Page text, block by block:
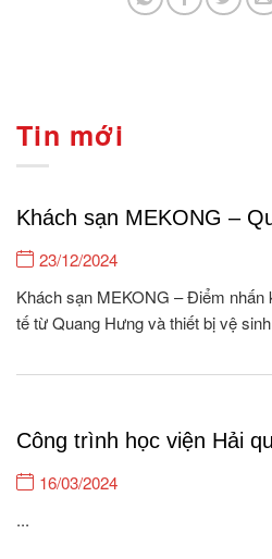
Tin mới
Khách sạn MEKONG –
23/12/2024
Khách sạn MEKONG – Điểm nhấn
tế từ Quang Hưng và thiết bị vệ
cung cấp gạch ốp lát & Thiết bị vệ...
Công trình học viện Hải
16/03/2024
...